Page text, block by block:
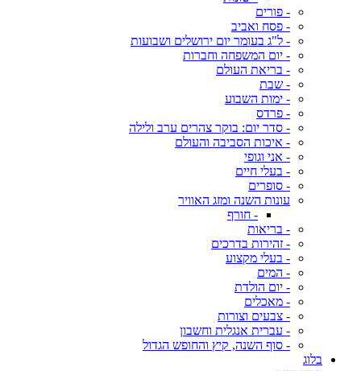
- פורים
- פסח ואביב
- ל"ג בעומר יום ירושלים ושבועות
- יום המשפחה וחברות
- בריאת העולם
- שבת
- ימות השבוע
- פרדס
- סדר יום: בוקר צהרים ערב ולילה
- איכות הסביבה והעולם
- אני וגופי
- בעלי חיים
- סופרים
עונות השנה ומזג האוויר
- חורף
- בריאות
- זהירות בדרכים
- בעלי מקצוע
- המים
- יום הולדת
- מאכלים
- צבעים וצורות
- עברית אנגלית וחשבון
- סוף השנה, קיץ והחופש הגדול
בלוג